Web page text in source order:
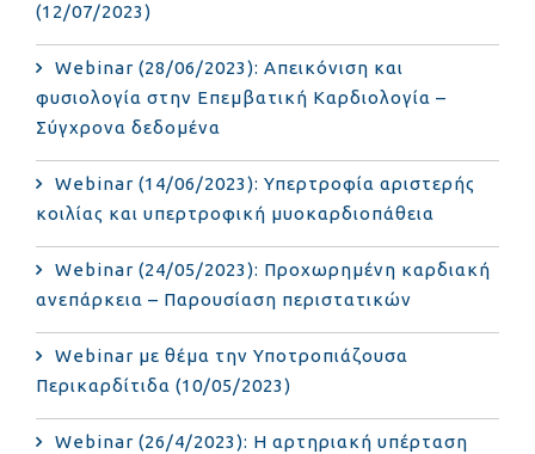
(12/07/2023)
Webinar (28/06/2023): Απεικόνιση και
φυσιολογία στην Επεμβατική Καρδιολογία –
Σύγχρονα δεδομένα
Webinar (14/06/2023): Υπερτροφία αριστερής
κοιλίας και υπερτροφική μυοκαρδιοπάθεια
Webinar (24/05/2023): Προχωρημένη καρδιακή
ανεπάρκεια – Παρουσίαση περιστατικών
Webinar με θέμα την Υποτροπιάζουσα
Περικαρδίτιδα (10/05/2023)
Webinar (26/4/2023): Η αρτηριακή υπέρταση